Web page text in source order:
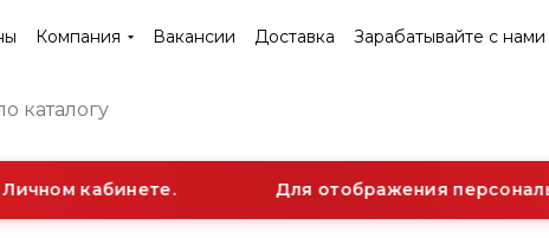
Компания Вакансии Доставка Зарабатывайте с нами
кабинете. Для отображения